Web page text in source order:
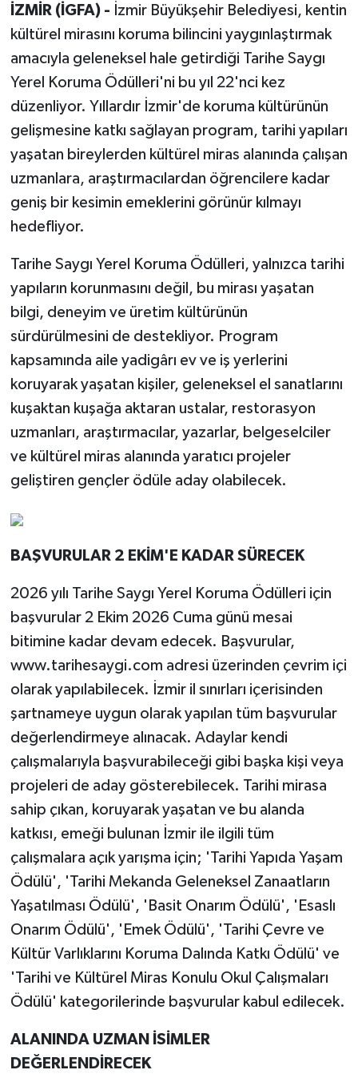
İZMİR (İGFA) - İzmir Büyükşehir Belediyesi, kentin
kültürel mirasını koruma bilincini yaygınlaştırmak
amacıyla geleneksel hale getirdiği Tarihe Saygı
Yerel Koruma Ödülleri'ni bu yıl 22'nci kez
düzenliyor. Yıllardır İzmir'de koruma kültürünün
gelişmesine katkı sağlayan program, tarihi yapıları
yaşatan bireylerden kültürel miras alanında çalışan
uzmanlara, araştırmacılardan öğrencilere kadar
geniş bir kesimin emeklerini görünür kılmayı
hedefliyor.
Tarihe Saygı Yerel Koruma Ödülleri, yalnızca tarihi
yapıların korunmasını değil, bu mirası yaşatan
bilgi, deneyim ve üretim kültürünün
sürdürülmesini de destekliyor. Program
kapsamında aile yadigârı ev ve iş yerlerini
koruyarak yaşatan kişiler, geleneksel el sanatlarını
kuşaktan kuşağa aktaran ustalar, restorasyon
uzmanları, araştırmacılar, yazarlar, belgeselciler
ve kültürel miras alanında yaratıcı projeler
geliştiren gençler ödüle aday olabilecek.
BAŞVURULAR 2 EKİM'E KADAR SÜRECEK
2026 yılı Tarihe Saygı Yerel Koruma Ödülleri için
başvurular 2 Ekim 2026 Cuma günü mesai
bitimine kadar devam edecek. Başvurular,
www.tarihesaygi.com adresi üzerinden çevrim içi
olarak yapılabilecek. İzmir il sınırları içerisinden
şartnameye uygun olarak yapılan tüm başvurular
değerlendirmeye alınacak. Adaylar kendi
çalışmalarıyla başvurabileceği gibi başka kişi veya
projeleri de aday gösterebilecek. Tarihi mirasa
sahip çıkan, koruyarak yaşatan ve bu alanda
katkısı, emeği bulunan İzmir ile ilgili tüm
çalışmalara açık yarışma için; 'Tarihi Yapıda Yaşam
Ödülü', 'Tarihi Mekanda Geleneksel Zanaatların
Yaşatılması Ödülü', 'Basit Onarım Ödülü', 'Esaslı
Onarım Ödülü', 'Emek Ödülü', 'Tarihi Çevre ve
Kültür Varlıklarını Koruma Dalında Katkı Ödülü' ve
'Tarihi ve Kültürel Miras Konulu Okul Çalışmaları
Ödülü' kategorilerinde başvurular kabul edilecek.
ALANINDA UZMAN İSİMLER
DEĞERLENDİRECEK